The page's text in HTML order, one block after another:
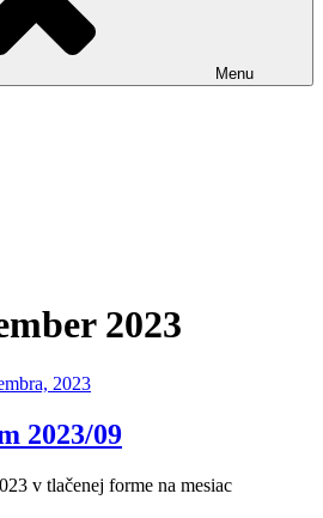
Menu
2023
2023
2023/09
v tlačenej forme na mesiac